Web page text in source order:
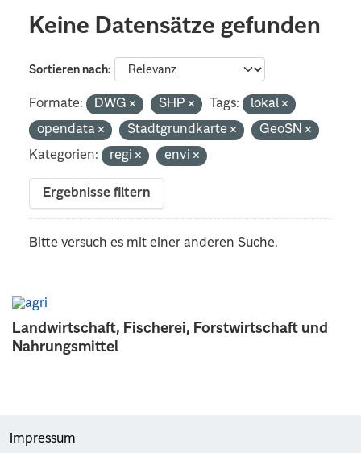
Landwirtschaft, Fischerei, Forstwirtschaft und
Nahrungsmittel
Keine Datensätze gefunden
Sortieren nach
Formate: DWG SHP Tags:
lokal
opendata
Stadtgrundkarte
GeoSN
Kategorien:
regi envi
Ergebnisse filtern
Bitte versuch es mit einer anderen Suche.
Impressum